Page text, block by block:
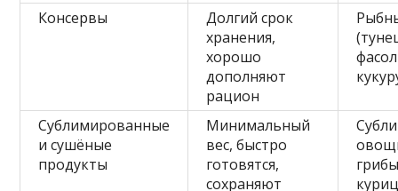
Консервы
Долгий срок
хранения,
хорошо
дополняют
рацион
Сублимированные
и сушёные
продукты
Минимальный
вес, быстро
готовятся,
сохраняют